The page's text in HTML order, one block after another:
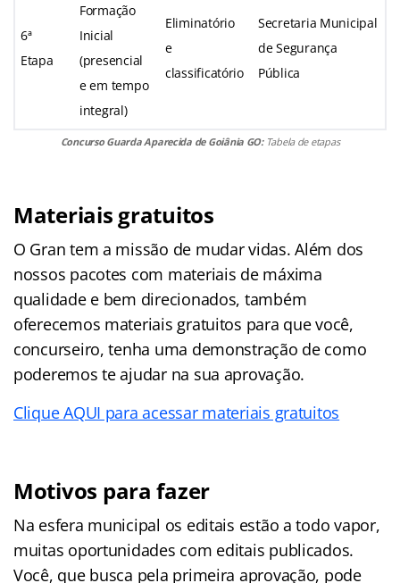
6ª
Etapa
Formação
Inicial
(presencial
e em tempo
integral)
Eliminatório
e
classificatório
Secretaria Municipal
de Segurança
Pública
Concurso Guarda Aparecida de Goiânia GO: Tabela de etapas
Materiais gratuitos
O Gran tem a missão de mudar vidas. Além dos
nossos pacotes com materiais de máxima
qualidade e bem direcionados, também
oferecemos materiais gratuitos para que você,
concurseiro, tenha uma demonstração de como
poderemos te ajudar na sua aprovação.
Clique AQUI para acessar materiais gratuitos
Motivos para fazer
Na esfera municipal os editais estão a todo vapor,
muitas oportunidades com editais publicados.
Você, que busca pela primeira aprovação, pode